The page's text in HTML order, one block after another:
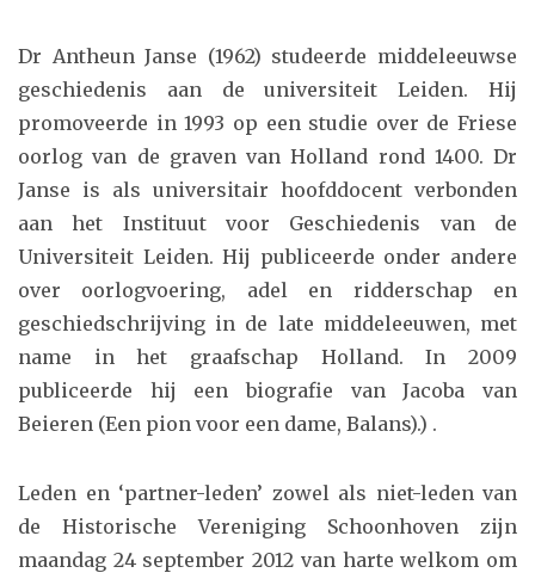
Dr Antheun Janse (1962) studeerde middeleeuwse
geschiedenis aan de universiteit Leiden. Hij
promoveerde in 1993 op een studie over de Friese
oorlog van de graven van Holland rond 1400. Dr
Janse is als universitair hoofddocent verbonden
aan het Instituut voor Geschiedenis van de
Universiteit Leiden. Hij publiceerde onder andere
over oorlogvoering, adel en ridderschap en
geschiedschrijving in de late middeleeuwen, met
name in het graafschap Holland. In 2009
publiceerde hij een biografie van Jacoba van
Beieren (Een pion voor een dame, Balans).) .
Leden en ‘partner-leden’ zowel als niet-leden van
de Historische Vereniging Schoonhoven zijn
maandag 24 september 2012 van harte welkom om